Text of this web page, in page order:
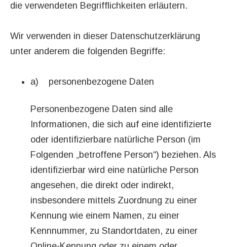
die verwendeten Begrifflichkeiten erläutern.
Wir verwenden in dieser Datenschutzerklärung
unter anderem die folgenden Begriffe:
a) personenbezogene Daten
Personenbezogene Daten sind alle
Informationen, die sich auf eine identifizierte
oder identifizierbare natürliche Person (im
Folgenden „betroffene Person“) beziehen. Als
identifizierbar wird eine natürliche Person
angesehen, die direkt oder indirekt,
insbesondere mittels Zuordnung zu einer
Kennung wie einem Namen, zu einer
Kennnummer, zu Standortdaten, zu einer